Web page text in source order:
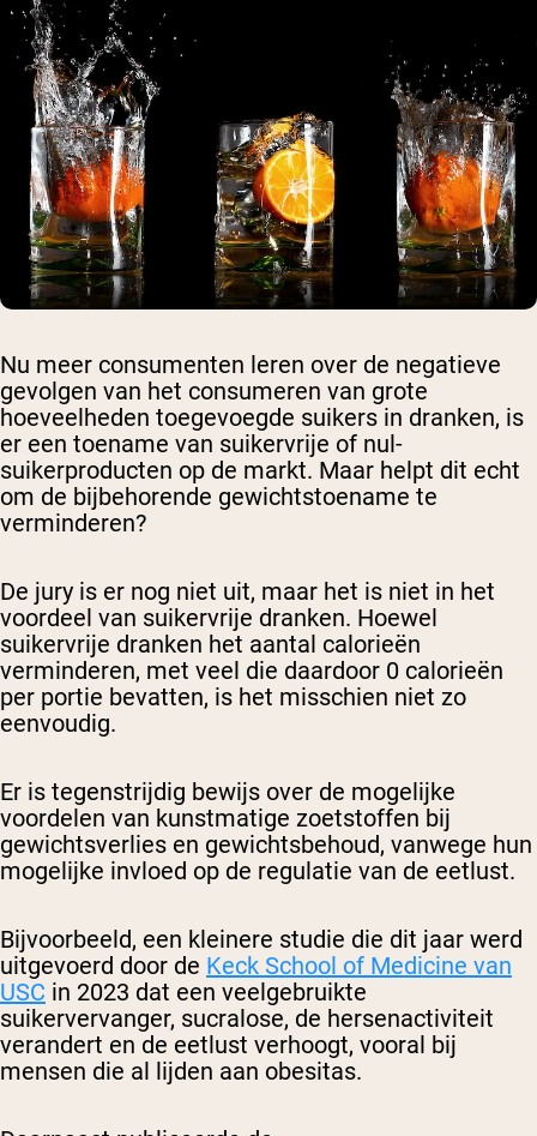
Nu meer consumenten leren over de negatieve
gevolgen van het consumeren van grote
hoeveelheden toegevoegde suikers in dranken, is
er een toename van suikervrije of nul-
suikerproducten op de markt. Maar helpt dit echt
om de bijbehorende gewichtstoename te
verminderen?
De jury is er nog niet uit, maar het is niet in het
voordeel van suikervrije dranken. Hoewel
suikervrije dranken het aantal calorieën
verminderen, met veel die daardoor 0 calorieën
per portie bevatten, is het misschien niet zo
eenvoudig.
Er is tegenstrijdig bewijs over de mogelijke
voordelen van kunstmatige zoetstoffen bij
gewichtsverlies en gewichtsbehoud, vanwege hun
mogelijke invloed op de regulatie van de eetlust.
Bijvoorbeeld, een kleinere studie die dit jaar werd
uitgevoerd door de Keck School of Medicine van
USC in 2023 dat een veelgebruikte
suikervervanger, sucralose, de hersenactiviteit
verandert en de eetlust verhoogt, vooral bij
mensen die al lijden aan obesitas.